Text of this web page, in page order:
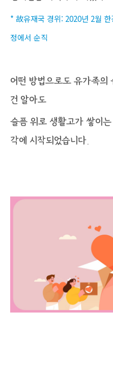
* 故유재국 경위: 2020년 2월
정에서 순직
어떤 방법으로도 유가족
건 알아도
슬픔 위로 생활고가 쌓이
각에 시작되었습니다.